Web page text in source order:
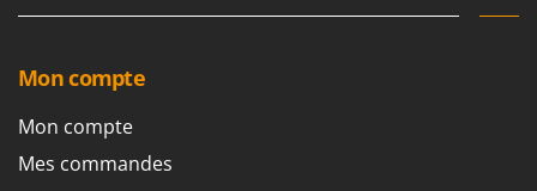
Nettoyeurs haute pression
P
Peignes vibreurs et Secoueurs à olives
Pelles rétros pour tracteur
Fiskars
Fontana Forni
Forest Master
Mon compte
Mon compte
Mes commandes